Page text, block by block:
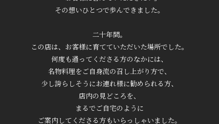
その想いひとつで歩んできました。
二十年間。
この店は、お客様に育てていただいた場所でした。
何度も通ってくださる方のなかには、
名物料理をご自身流の召し上がり方で、
少し誇らしそうにお連れ様に勧められる方、
店内の見どころを、
まるでご自宅のように
ご案内してくださる方もいらっしゃいました。